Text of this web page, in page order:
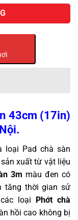
43cm (17in)
loại Pad chà sàn
xuất từ vật liệu
3m màu đen có
tăng thời gian sử
loại Phớt chà
hồi cao không bị